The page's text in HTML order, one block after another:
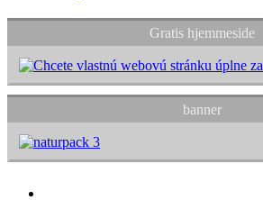
Gratis hjemmeside
banner